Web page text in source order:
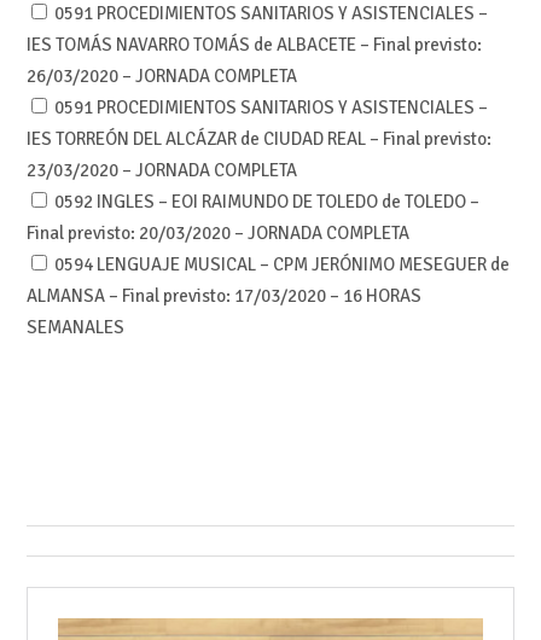
0591 PROCEDIMIENTOS SANITARIOS Y ASISTENCIALES –
IES TOMÁS NAVARRO TOMÁS de ALBACETE – Final previsto:
26/03/2020 – JORNADA COMPLETA
0591 PROCEDIMIENTOS SANITARIOS Y ASISTENCIALES –
IES TORREÓN DEL ALCÁZAR de CIUDAD REAL – Final previsto:
23/03/2020 – JORNADA COMPLETA
0592 INGLES – EOI RAIMUNDO DE TOLEDO de TOLEDO –
Final previsto: 20/03/2020 – JORNADA COMPLETA
0594 LENGUAJE MUSICAL – CPM JERÓNIMO MESEGUER de
ALMANSA – Final previsto: 17/03/2020 – 16 HORAS
SEMANALES